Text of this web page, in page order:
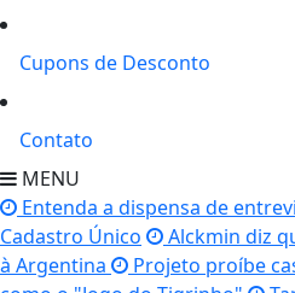
Cupons de Desconto
Contato
MENU
Entenda a dispensa de
Cadastro Único
Alckmin diz
à Argentina
Projeto proíbe